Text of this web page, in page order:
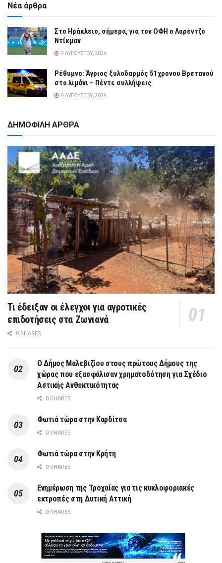
Νέα άρθρα
Στο Ηράκλειο, σήμερα, για τον ΟΦΗ ο Λορέντζο
Ντίκμαν
9 ΑΥΓΟΎΣΤΟΥ, 2026
Ρέθυμνο: Άγριος ξυλοδαρμός 51χρονου Βρετανού
στο λιμάνι – Πέντε συλλήψεις
9 ΑΥΓΟΎΣΤΟΥ, 2026
ΔΗΜΟΦΙΛΗ ΑΡΘΡΑ
Τι έδειξαν οι έλεγχοι για αγροτικές
επιδοτήσεις στα Ζωνιανά
0 SHARES
Ο Δήμος Μαλεβιζίου στους πρώτους Δήμους της
χώρας που εξασφάλισαν χρηματοδότηση για Σχέδιο
Αστικής Ανθεκτικότητας
0 SHARES
Φωτιά τώρα στην Καρδίτσα
0 SHARES
Φωτιά τώρα στην Κρήτη
0 SHARES
Ενημέρωση της Τροχαίας για τις κυκλοφοριακές
εκτροπές στη Δυτική Αττική
0 SHARES